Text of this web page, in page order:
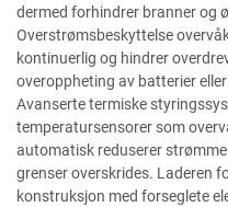
dermed forhindrer branner og
Overstrømsbeskyttelse
kontinuerlig og hindrer
overoppheting av batterier
Avanserte termiske
temperatursensorer som
automatisk reduserer
grenser overskrides. Laderen
konstruksjon med forseglete